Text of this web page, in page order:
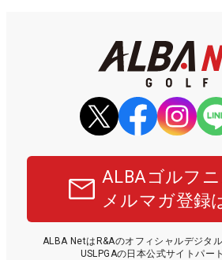
ALBAゴルフ
メルマガ登録
ALBA NetはR&Aのオフィシャルデジタ
USLPGAの日本公式サイトパー